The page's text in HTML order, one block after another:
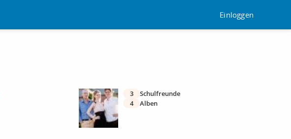
Einloggen
3
Schulfreunde
4
Alben